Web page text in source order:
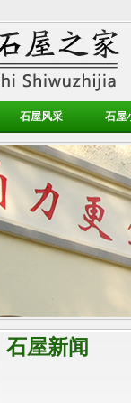
石屋风采 石屋
石屋新闻